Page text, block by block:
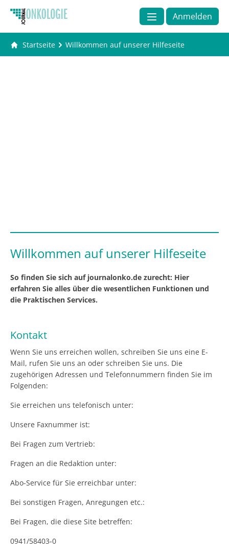
Anmelden
Startseite Willkommen auf unserer Hilfeseite
Willkommen auf unserer Hilfeseite
So finden Sie sich auf journalonko.de zurecht: Hier
erfahren Sie alles über die wesentlichen Funktionen und
die Praktischen Services.
Kontakt
Wenn Sie uns erreichen wollen, schreiben Sie uns eine E-
Mail, rufen Sie uns an oder schreiben Sie uns. Die
zugehörigen Adressen und Telefonnummern finden Sie im
Folgenden:
Sie erreichen uns telefonisch unter:
Unsere Faxnummer ist:
Bei Fragen zum Vertrieb:
Fragen an die Redaktion unter:
Abo-Service für Sie erreichbar unter:
Bei sonstigen Fragen, Anregungen etc.:
Bei Fragen, die diese Site betreffen:
0941/58403-0